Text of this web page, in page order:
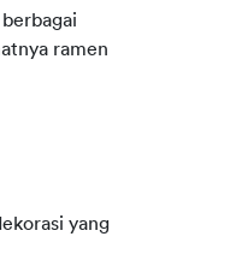
ramen
yang